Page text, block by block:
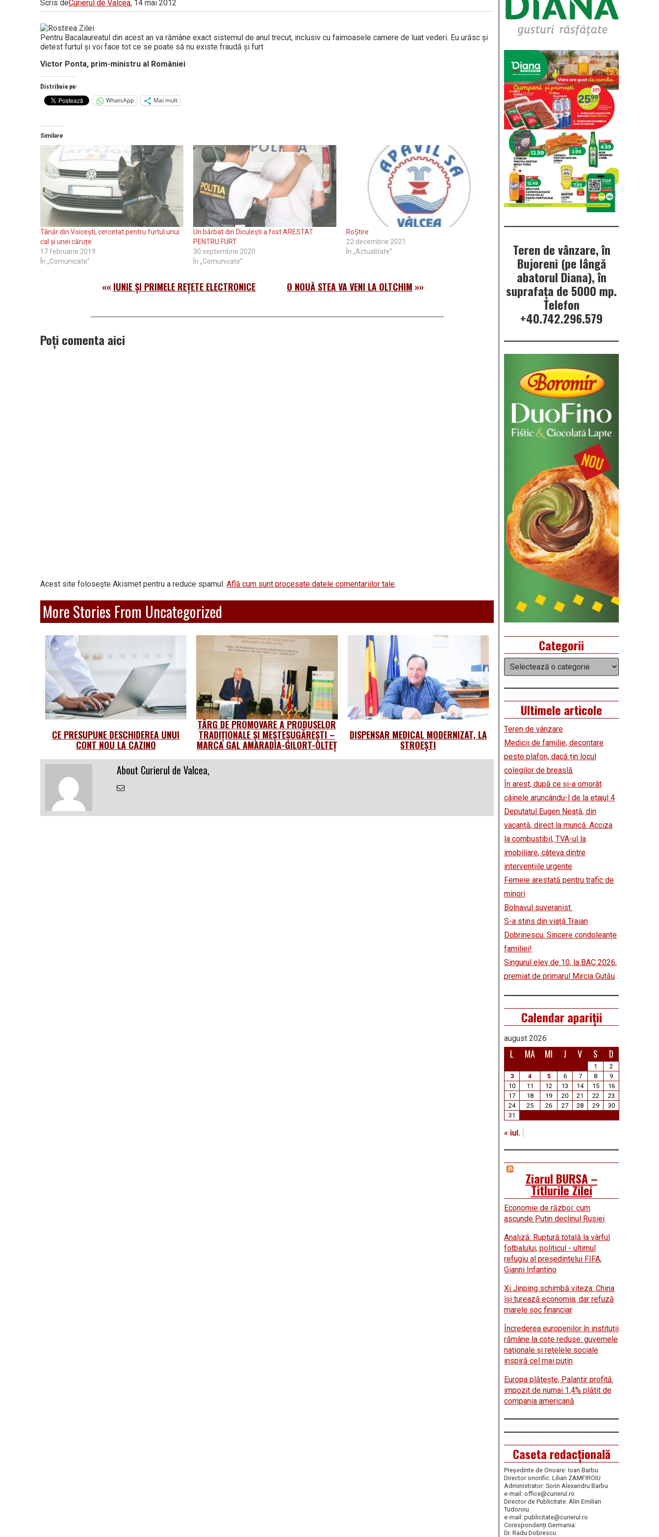
Vâlcea
Scris deCurierul de Valcea, 14 mai 2012
Pentru Bacalaureatul din acest an va rămâne exact sistemul de anul trecut, inclusiv cu faimoasele camere de luat vederi. Eu urăsc și
detest furtul și voi face tot ce se poate să nu existe fraudă și furt
Victor Ponta, prim-ministru al României
Distribuie pe:
WhatsApp
Mai mult
Similare
Tânăr din Voicești, cercetat pentru furtul unui
cal și unei căruțe
17 februarie 2019
În „Comunicate”
Un bărbat din Diculești a fost ARESTAT
PENTRU FURT
30 septembrie 2020
În „Comunicate”
RoȘtire
22 decembrie 2021
În „Actualitate”
«« IUNIE ŞI PRIMELE REŢETE ELECTRONICE O NOUĂ STEA VA VENI LA OLTCHIM »»
Poți comenta aici
Acest site folosește Akismet pentru a reduce spamul. Află cum sunt procesate datele comentariilor tale.
More Stories From Uncategorized
CE PRESUPUNE DESCHIDEREA UNUI
CONT NOU LA CAZINO
TÂRG DE PROMOVARE A PRODUSELOR
TRADIȚIONALE ȘI MEȘTEȘUGĂREȘTI –
MARCA GAL AMARADIA-GILORT-OLTEȚ
DISPENSAR MEDICAL MODERNIZAT, LA
STROEȘTI
About Curierul de Valcea,
Email
Teren de vânzare, în
Bujoreni (pe lângă
abatorul Diana), în
suprafața de 5000 mp.
Telefon
+40.742.296.579
Categorii
Categorii
Ultimele articole
Teren de vânzare
Medicii de familie, decontare
peste plafon, dacă țin locul
colegilor de breaslă
În arest, după ce și-a omorât
câinele aruncându-l de la etajul 4
Deputatul Eugen Neață, din
vacanță, direct la muncă. Acciza
la combustibil, TVA-ul la
imobiliare, câteva dintre
intervențiile urgente
Femeie arestată pentru trafic de
minori
Bolnavul suveranist
S-a stins din viață Traian
Dobrinescu. Sincere condoleanțe
familiei!
Singurul elev de 10, la BAC 2026,
premiat de primarul Mircia Gutău
Calendar apariții
august 2026
L MA MI J V S D
1
2
3
4 5 6 7 8
9
10
11 12 13 14 15
16
17
18 19 20 21 22
23
24
25 26 27 28 29
30
31
« iul.
Ziarul BURSA –
Titlurile Zilei
Economie de război: cum
ascunde Putin declinul Rusiei
Analiză: Ruptură totală la vârful
fotbalului; politicul - ultimul
refugiu al preşedintelui FIFA,
Gianni Infantino
Xi Jinping schimbă viteza: China
îşi turează economia, dar refuză
marele şoc financiar
Încrederea europenilor în instituţii
rămâne la cote reduse: guvernele
naţionale şi reţelele sociale
inspiră cel mai puţin
Europa plăteşte, Palantir profită:
impozit de numai 1,4% plătit de
compania americană
Caseta redacțională
Președinte de Onoare: Ioan Barbu
Director onorific: Lilian ZAMFIROIU
Administrator: Sorin Alexandru Barbu
e-mail: office@curierul.ro
Director de Publicitate: Alin Emilian
Tudoroiu
e-mail: publicitate@curierul.ro
Corespondenți Germania:
Dr. Radu Dobrescu